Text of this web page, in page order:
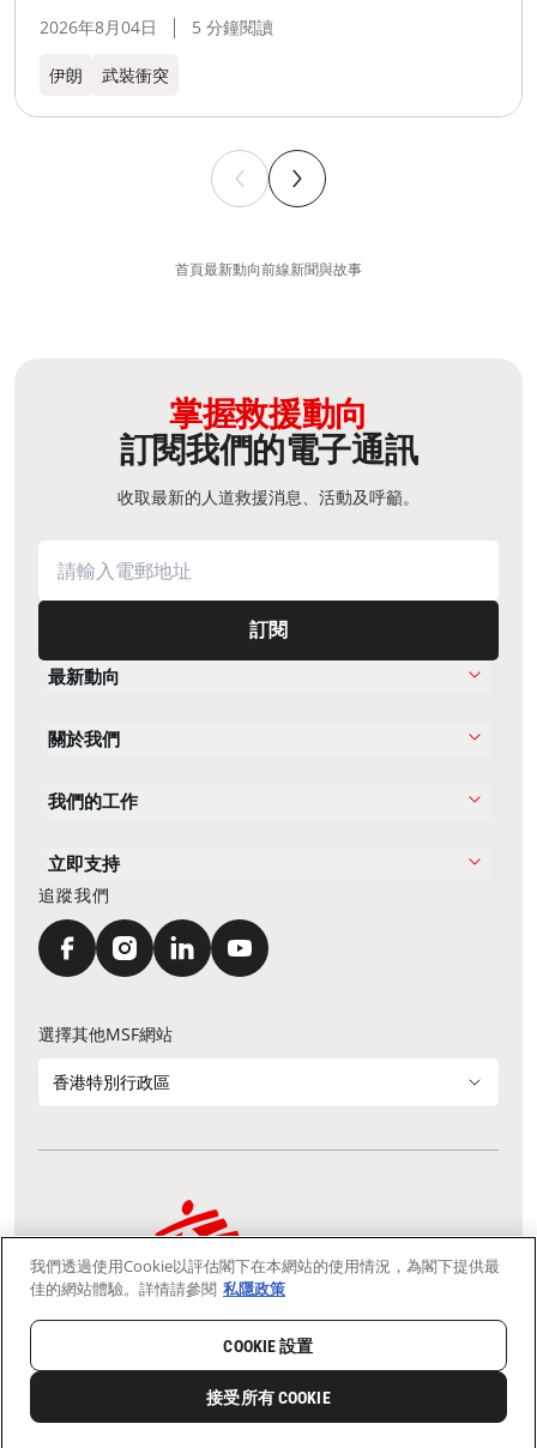
0 分享
2026年8月04日 5 分鐘閱讀
伊朗 武裝衝突
首頁最新動向前線新聞與故事
掌握救援動向
訂閱我們的電子通訊
收取最新的人道救援消息、活動及呼籲。
訂閱
最新動向
關於我們
我們的工作
立即支持
追蹤我們
選擇其他MSF網站
香港特別行政區
通訊資料更新 鳴謝 私隱聲明
我們採用安全通訊端層 (Secure Socket Layer, SSL) 協定，有助保障敏感
資料在你的瀏覽器和我們伺服器之間的網上傳輸維持保密性。
慈善團體免稅檔案號碼：91/4075
Copyright © Médecins Sans Frontières Hong Kong. All rights
reserved.
我們透過使用Cookie以評估閣下在本網站的使用情況，為閣下提供最
佳的網站體驗。詳情請參閱 私隱政策
COOKIE 設置
接受所有 COOKIE